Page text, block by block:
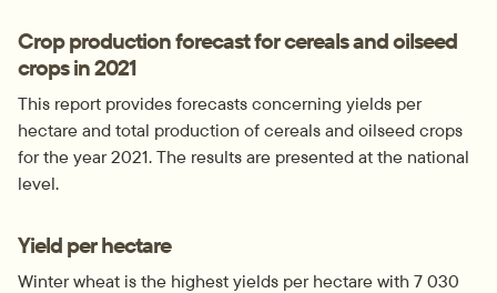
Crop production forecast for cereals and oilseed
crops in 2021
This report provides forecasts concerning yields per
hectare and total production of cereals and oilseed crops
for the year 2021. The results are presented at the national
level.
Yield per hectare
Winter wheat is the highest yields per hectare with 7 030